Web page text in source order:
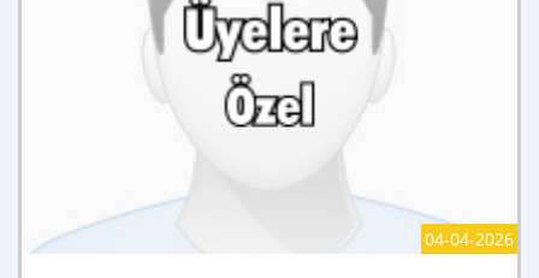
04-04-2026